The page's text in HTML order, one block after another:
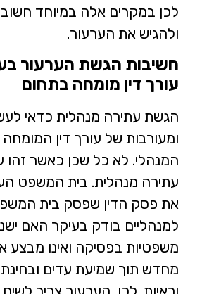
לכן במקרים אלה במיוחד חשוב
ולהגיש את הערעור.
חשיבות הגשת הערעור
עורך דין מומחה בתחום
הגשת עתירה מנהלית כדאי
ומעורבות של עורך דין
המנהלי. לא כל שכן כאשר זהו
עתירה מנהלית. בית המשפט
את פסק הדין שפסק בית המשפט
למנהליים בודק בעיקר האם
משפטיות בפסיקה ואינו
מחדש תוך שמיעת עדים